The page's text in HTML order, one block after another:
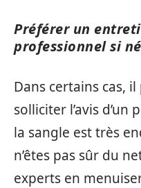
Préférer un
professionnel si
Dans certains cas,
solliciter l’avis
la sangle est très
n’êtes pas sûr du
experts en